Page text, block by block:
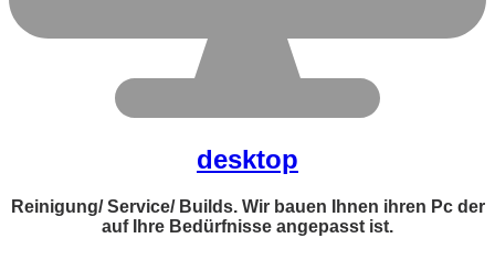
desktop
Reinigung/ Service/ Builds. Wir bauen Ihnen ihren Pc der
auf Ihre Bedürfnisse angepasst ist.